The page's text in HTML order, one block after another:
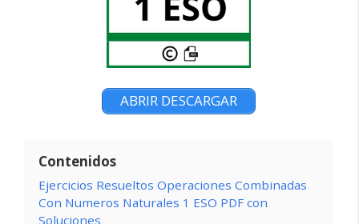
ABRIR DESCARGAR
Contenidos
Ejercicios Resueltos Operaciones Combinadas
Con Numeros Naturales 1 ESO PDF con
Soluciones